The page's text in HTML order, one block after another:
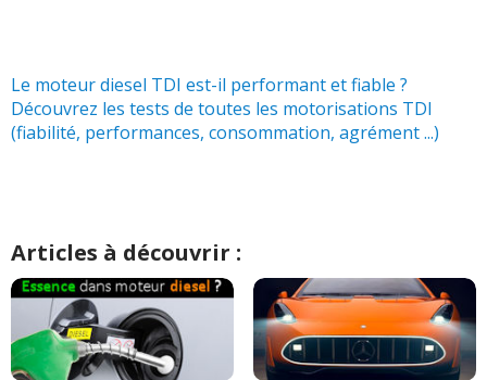
18/20
1.9 TDi 130 ch 460000kms boîte meca
année 200(0 )
18/20 1.9 tdi 130 ch 2003 match 2
17/20
1.9 TDi 130 ch 2002 Boite 6 275000km
(0
Le moteur diesel TDI est-il performant et fiable ?
Découvrez les tests de toutes les motorisations TDI
(fiabilité, performances, consommation, agrément ...)
Articles à découvrir :